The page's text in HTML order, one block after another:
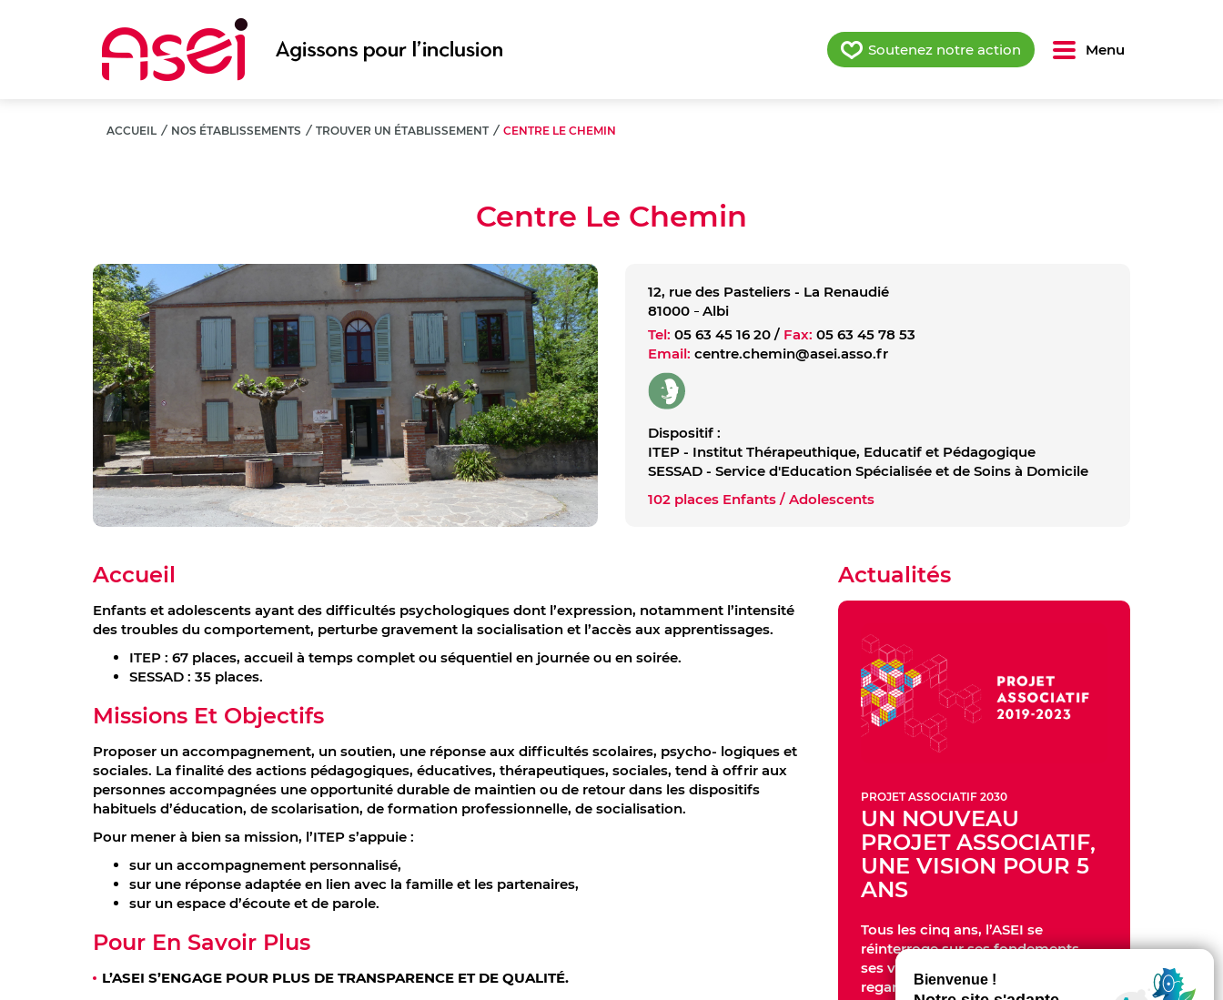
Soutenez notre action Menu
ACCUEIL / NOS ÉTABLISSEMENTS / TROUVER UN ÉTABLISSEMENT / CENTRE LE CHEMIN
Centre Le Chemin
12, rue des Pasteliers - La Renaudié
81000
Albi
Tel: 05 63 45 16 20 / Fax: 05 63 45 78 53
Email: centre.chemin@asei.asso.fr
Dispositif :
ITEP - Institut Thérapeuthique, Educatif et Pédagogique
SESSAD - Service d'Education Spécialisée et de Soins à Domicile
102 places Enfants / Adolescents
Accueil
Enfants et adolescents ayant des difficultés psychologiques dont l’expression, notamment l’intensité
des troubles du comportement, perturbe gravement la socialisation et l’accès aux apprentissages.
ITEP : 67 places, accueil à temps complet ou séquentiel en journée ou en soirée.
SESSAD : 35 places.
Missions Et Objectifs
Proposer un accompagnement, un soutien, une réponse aux difficultés scolaires, psycho- logiques et
sociales. La finalité des actions pédagogiques, éducatives, thérapeutiques, sociales, tend à offrir aux
personnes accompagnées une opportunité durable de maintien ou de retour dans les dispositifs
habituels d’éducation, de scolarisation, de formation professionnelle, de socialisation.
Pour mener à bien sa mission, l’ITEP s’appuie :
sur un accompagnement personnalisé,
sur une réponse adaptée en lien avec la famille et les partenaires,
sur un espace d’écoute et de parole.
Pour En Savoir Plus
L’ASEI S’ENGAGE POUR PLUS DE TRANSPARENCE ET DE QUALITÉ.
Actualités
PROJET ASSOCIATIF 2030
UN NOUVEAU
PROJET ASSOCIATIF,
UNE VISION POUR 5
ANS
Tous les cinq ans, l’ASEI se
réinterroge sur ses fondements,
ses valeurs et ses engagements au
regard de la société actuelle, pour